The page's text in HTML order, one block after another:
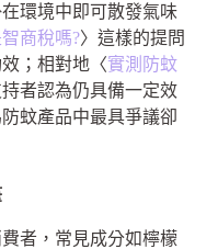
環境中即可散發氣味
商稅嗎?〉這樣的提問
；相對地〈實測防蚊
者認為仍具備一定效
蚊產品中最具爭議卻
者，常見成分如檸檬